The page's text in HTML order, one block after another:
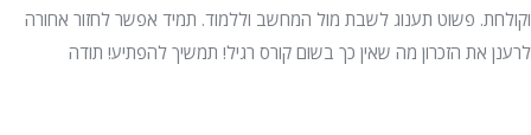
וקולחת. פשוט תענוג לשבת מול המחשב וללמוד. תמיד אפשר לחזור אחורה
לרענן את הזכרון מה שאין כך בשום קורס רגיל! תמשיך להפתיע! תודה